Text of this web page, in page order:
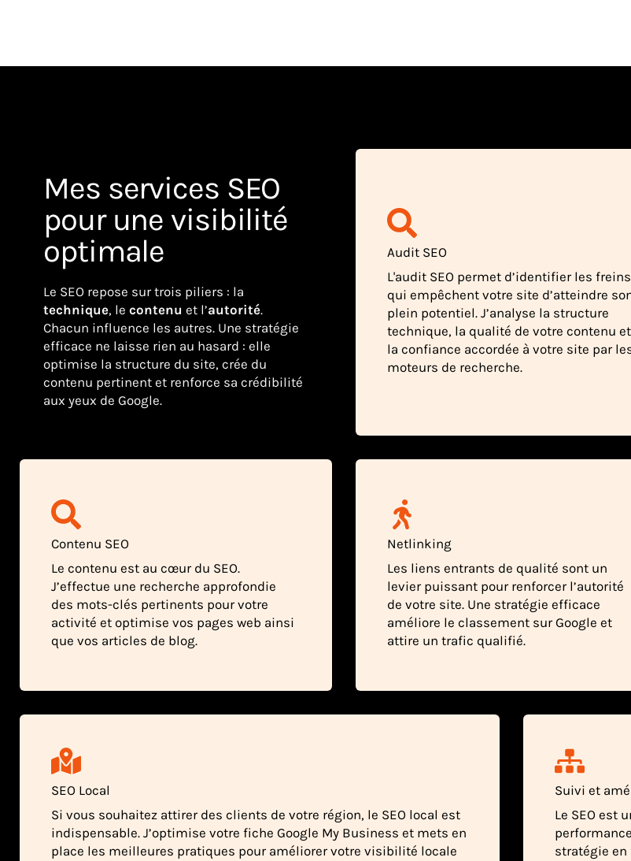
Mes services SEO
pour une visibilité
optimale
Le SEO repose sur trois piliers : la
technique, le contenu et l’autorité.
Chacun influence les autres. Une stratégie
efficace ne laisse rien au hasard : elle
optimise la structure du site, crée du
contenu pertinent et renforce sa crédibilité
aux yeux de Google.
Audit SEO
L'audit SEO permet d’identifier les freins
qui empêchent votre site d’atteindre
plein potentiel. J’analyse la structure
technique, la qualité de votre contenu et
la confiance accordée à votre site par
moteurs de recherche.
Contenu SEO
Le contenu est au cœur du SEO.
J’effectue une recherche approfondie
des mots-clés pertinents pour votre
activité et optimise vos pages web ainsi
que vos articles de blog.
Netlinking
Les liens entrants de qualité sont un
levier puissant pour renforcer l’autorité
de votre site. Une stratégie efficace
améliore le classement sur Google et
attire un trafic qualifié.
SEO Local
Si vous souhaitez attirer des clients de votre région, le SEO local est
indispensable. J’optimise votre fiche Google My Business et mets en
place les meilleures pratiques pour améliorer votre visibilité locale
Suivi et
Le SEO est
stratégie